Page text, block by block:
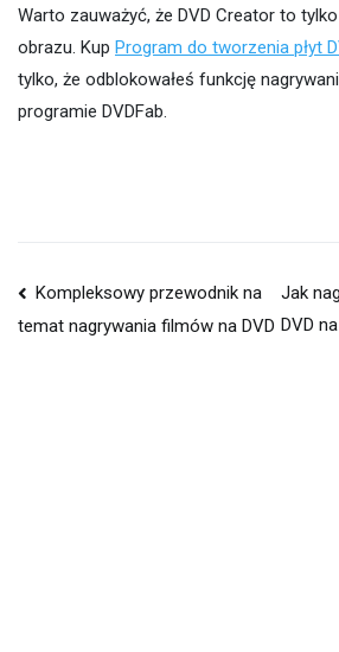
Warto zauważyć, że DVD Creator to
obrazu. Kup Program do tworzenia płyt
tylko, że odblokowałeś funkcję
programie DVDFab.
Nawigacja
Kompleksowy przewodnik na
temat nagrywania filmów na DVD
Jak
DVD